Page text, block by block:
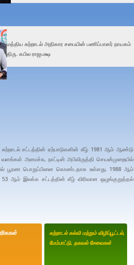
மத்திய சுற்றாடல் அதிகார சபையின் பணிப்பாளர் நாயகம்
திரு. கபில ராஜபக்ஷ
சட்டத்தின் ஏற்பாடுகளின் கீழ் 1981 ஆம் ஆண்டு
அமைச்சு, நாட்டின் அபிவிருத்தி செயன்முறையில்
பூரண பொறுப்பினை கொண்டதாக உள்ளது. 1988 ஆம்
ஆம் இலக்க சட்டத்தின் கீழ் விரிவான ஒழுங்குறுத்தல்
சுற்றாடல் கல்வி மற்றும் விழிப்பூட்டல்,
மேம்பாட்டு, தகவல் சேவைகள்